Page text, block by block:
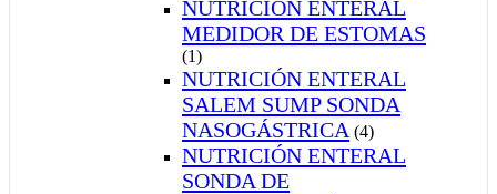
NUTRICIÓN ENTERAL
MEDIDOR DE ESTOMAS
(1)
NUTRICIÓN ENTERAL
SALEM SUMP SONDA
NASOGÁSTRICA (4)
NUTRICIÓN ENTERAL
SONDA DE